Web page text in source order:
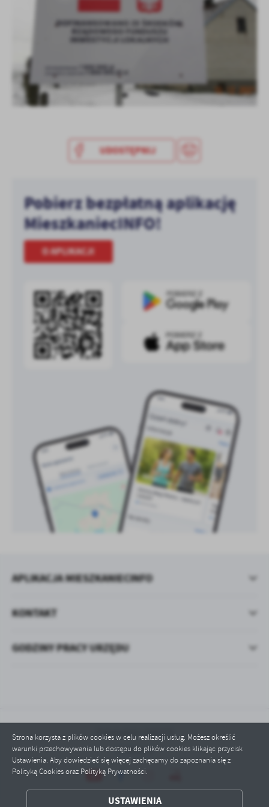
Strona korzysta z plików cookies w celu realizacji usług. Możesz określić
warunki przechowywania lub dostępu do plików cookies klikając przycisk
Ustawienia. Aby dowiedzieć się więcej zachęcamy do zapoznania się z
Polityką Cookies oraz Polityką Prywatności.
USTAWIENIA
ZAPISZ WYBRANE
UDOSTĘPNIJ
Pobierz bezpłatną aplikację
MieszkaniecINFO!
O APLIKACJI
APLIKACJA MIESZKANIECINFO
KONTAKT
GODZINY PRACY URZĘDU
Odwiedzin: 346275
Online: 2